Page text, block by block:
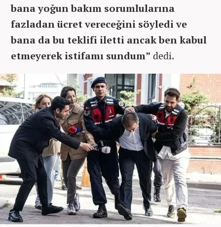
bana yoğun bakım sorumlularına
fazladan ücret vereceğini söyledi ve
bana da bu teklifi iletti ancak ben kabul
etmeyerek istifamı sundum” dedi.